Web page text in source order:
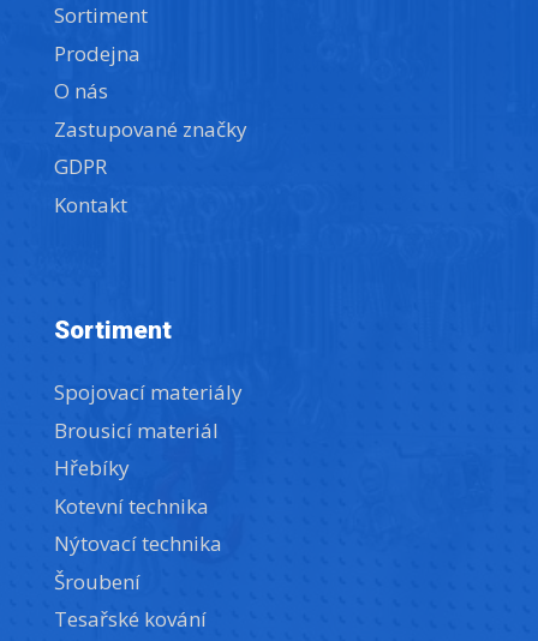
Sortiment
Prodejna
O nás
Zastupované značky
GDPR
Kontakt
Sortiment
Spojovací materiály
Brousicí materiál
Hřebíky
Kotevní technika
Nýtovací technika
Šroubení
Tesařské kování